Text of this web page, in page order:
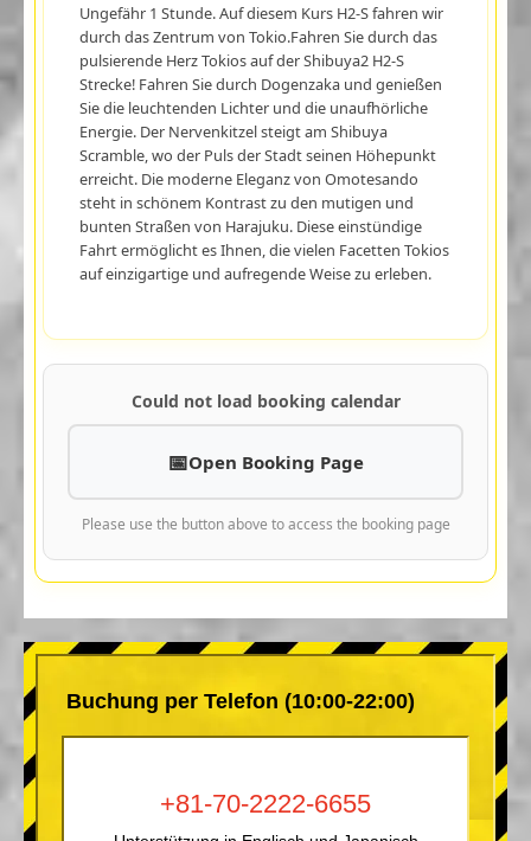
Ungefähr 1 Stunde. Auf diesem Kurs H2-S fahren wir
durch das Zentrum von Tokio.Fahren Sie durch das
pulsierende Herz Tokios auf der Shibuya2 H2-S
Strecke! Fahren Sie durch Dogenzaka und genießen
Sie die leuchtenden Lichter und die unaufhörliche
Energie. Der Nervenkitzel steigt am Shibuya
Scramble, wo der Puls der Stadt seinen Höhepunkt
erreicht. Die moderne Eleganz von Omotesando
steht in schönem Kontrast zu den mutigen und
bunten Straßen von Harajuku. Diese einstündige
Fahrt ermöglicht es Ihnen, die vielen Facetten Tokios
auf einzigartige und aufregende Weise zu erleben.
Could not load booking calendar
Open Booking Page
Please use the button above to access the booking page
Buchung per Telefon (10:00-22:00)
+81-70-2222-6655